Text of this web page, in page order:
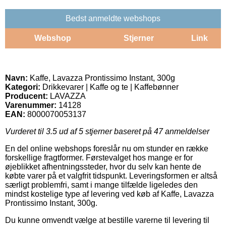
Bedst anmeldte webshops
Webshop Stjerner Link
Navn: Kaffe, Lavazza Prontissimo Instant, 300g
Kategori: Drikkevarer | Kaffe og te | Kaffebønner
Producent: LAVAZZA
Varenummer: 14128
EAN: 8000070053137
Vurderet til 3.5 ud af 5 stjerner baseret på 47anmeldelser
En del online webshops foreslår nu om stunder en række
forskellige fragtformer. Førstevalget hos mange er for
øjeblikket afhentningssteder, hvor du selv kan hente de
købte varer på et valgfrit tidspunkt. Leveringsformen er altså
særligt problemfri, samt i mange tilfælde ligeledes den
mindst kostelige type af levering ved køb af Kaffe, Lavazza
Prontissimo Instant, 300g.
Du kunne omvendt vælge at bestille varerne til levering til